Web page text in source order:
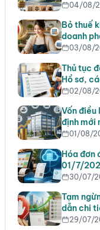
04/08/
Bỏ thuế
doanh
03/08/
Thủ tục
Hồ sơ,
02/08/
Vốn điều
định mới
01/08/
Hóa đơn
01/7/
30/07/
Tạm
dẫn chi
29/07/